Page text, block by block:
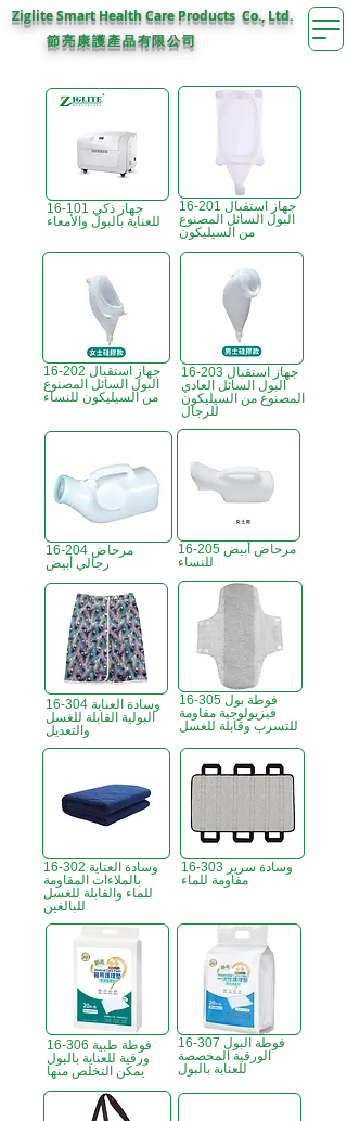
Ziglite Smart Health Care Products Co., Ltd.
節亮康護產品有限公司
16-101 جهاز ذكي
للعناية بالبول والأمعاء
16-201 جهاز استقبال
البول السائل المصنوع
من السيليكون
16-202 جهاز استقبال
البول السائل المصنوع
من السيليكون للنساء
16-203 جهاز استقبال
البول السائل العادي
المصنوع من السيليكون
للرجال
16-204 مرحاض
رجالي أبيض
16-205 مرحاض أبيض
للنساء
16-304 وسادة العناية
البولية القابلة للغسل
والتعديل
16-305 فوطة بول
فيزيولوجية مقاومة
للتسرب وقابلة للغسل
16-302 وسادة العناية
بالملاءات المقاومة
للماء والقابلة للغسل
للبالغين
16-303 وسادة سرير
مقاومة للماء
16-306 فوطة طبية
ورقية للعناية بالبول
يمكن التخلص منها
16-307 فوطة البول
الورقية المخصصة
للعناية بالبول